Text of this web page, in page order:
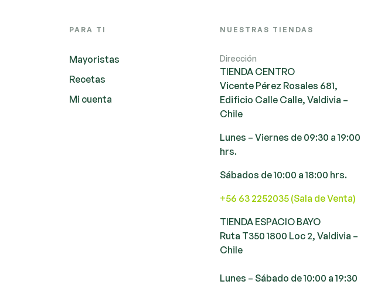
PARA TI
Mayoristas
Recetas
Mi cuenta
NUESTRAS TIENDAS
Dirección
TIENDA CENTRO
Vicente Pérez Rosales 681,
Edificio Calle Calle, Valdivia –
Chile
Lunes – Viernes de 09:30 a 19:00
hrs.
Sábados de 10:00 a 18:00 hrs.
+56 63 2252035 (Sala de Venta)
TIENDA ESPACIO BAYO
Ruta T350 1800 Loc 2, Valdivia –
Chile
Lunes – Sábado de 10:00 a 19:30